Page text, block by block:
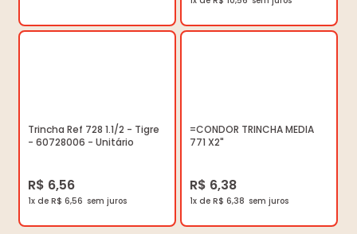
Trincha Ref 728 1.1/2 - Tigre
- 60728006 - Unitário
R$ 6,56
1x de R$ 6,56
=CONDOR TRINCHA MEDIA
771 X2"
R$ 6,38
1x de R$ 6,38